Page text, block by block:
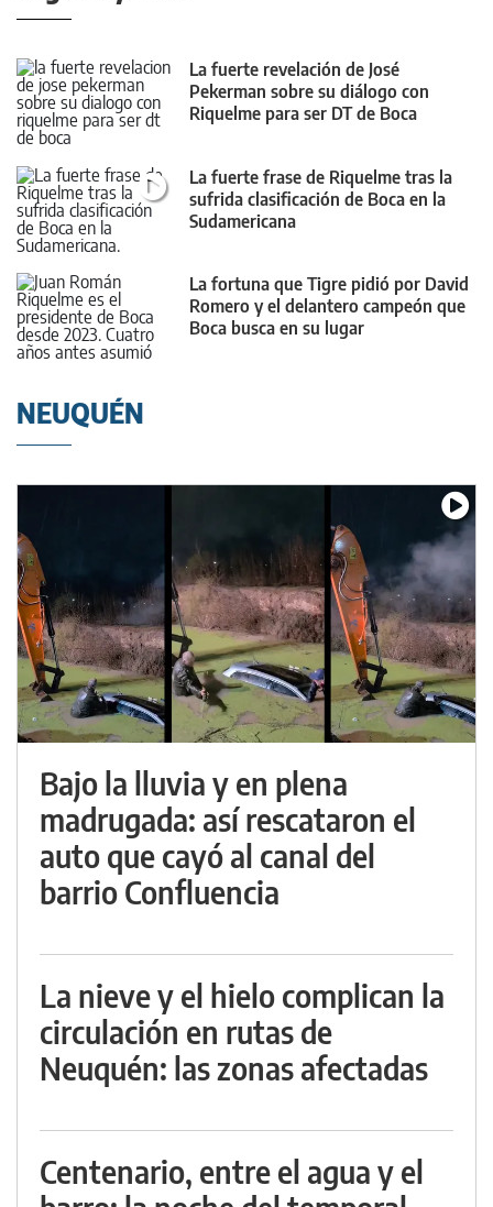
La fuerte revelación de José
Pekerman sobre su diálogo con
Riquelme para ser DT de Boca
La fuerte frase de Riquelme tras la
sufrida clasificación de Boca en la
Sudamericana
La fortuna que Tigre pidió por David
Romero y el delantero campeón que
Boca busca en su lugar
NEUQUÉN
Bajo la lluvia y en plena
madrugada: así rescataron el
auto que cayó al canal del
barrio Confluencia
La nieve y el hielo complican la
circulación en rutas de
Neuquén: las zonas afectadas
Centenario, entre el agua y el